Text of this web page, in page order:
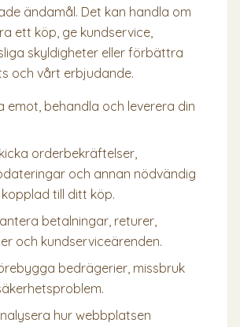
ändamål. Det kan handla om
ett köp, ge kundservice,
skyldigheter eller förbättra
och vårt erbjudande.
emot, behandla och leverera din
orderbekräftelser,
och annan nödvändig
till ditt köp.
betalningar, returer,
och kundserviceärenden.
bedrägerier, missbruk
hur webbplatsen